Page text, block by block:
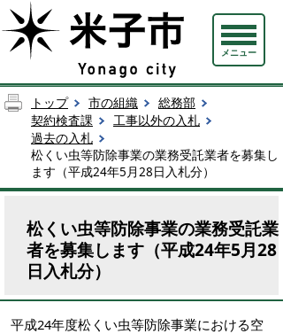
メニュー
トップ 市の組織
総務部
契約検査課
工事以外の入札
過去の入札
松くい虫等防除事業の業務受託業者を募集し
ます（平成24年5月28日入札分）
松くい虫等防除事業の業務受託業
者を募集します（平成24年5月28
日入札分）
平成24年度松くい虫等防除事業における空